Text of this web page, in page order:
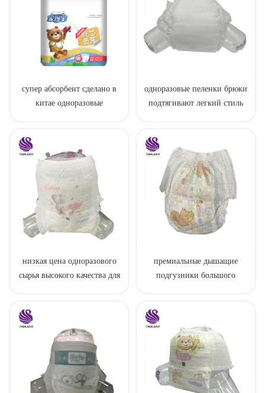
супер абсорбент сделано в
китае одноразовые
одноразовые пеленки брюки
подтягивают легкий стиль
низкая цена одноразового
сырья высокого качества для
премиальные дышащие
подгузники большого